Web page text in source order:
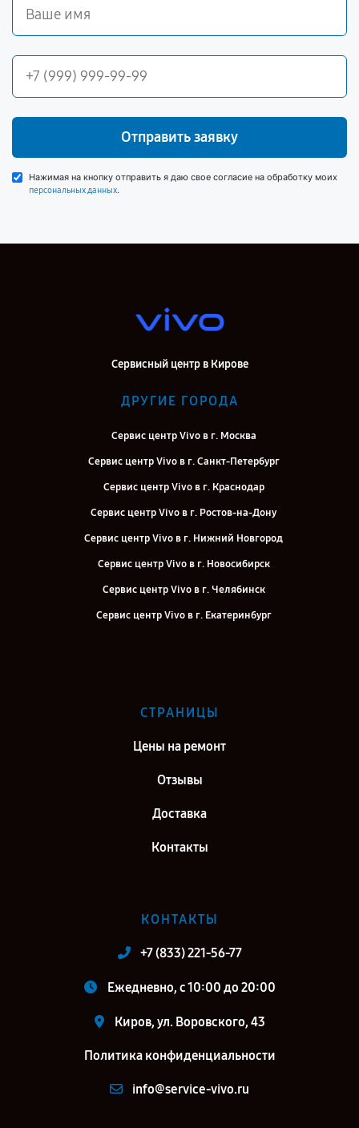
Отправить заявку
Нажимая на кнопку отправить я даю свое согласие на обработку моих
персональных данных.
Сервисный центр в Кирове
ДРУГИЕ ГОРОДА
Сервис центр Vivo в г. Москва
Сервис центр Vivo в г. Санкт-Петербург
Сервис центр Vivo в г. Краснодар
Сервис центр Vivo в г. Ростов-на-Дону
Сервис центр Vivo в г. Нижний Новгород
Сервис центр Vivo в г. Новосибирск
Сервис центр Vivo в г. Челябинск
Сервис центр Vivo в г. Екатеринбург
Сервис центр Vivo в г. Самара
СТРАНИЦЫ
Цены на ремонт
Отзывы
Доставка
Контакты
КОНТАКТЫ
+7 (833) 221-56-77
Ежедневно, с 10:00 до 20:00
Киров, ул. Воровского, 43
Политика конфиденциальности
info@service-vivo.ru